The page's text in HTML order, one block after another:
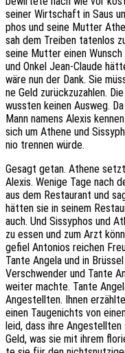
seiner Wirt­schaft in Saus
phos und seine Mutter
sah dem Trei­ben taten­los
seine Mutter einen
und Onkel Jean-Claude
wäre nun der Dank. Sie
ne Geld zurück­zu­zah­len.
wuss­ten keinen Ausweg.
Mann namens Alexis
sich um Athene und
nio tren­nen würde.
Gesagt getan. Athene
Alexis. Wenige Tage nach
aus dem Restau­rant und
hätten sie in seinem
auch. Und Sissy­phos und
zu essen und zum Arzt
gefiel Anto­ni­os reichen
Tante Angela und in
Verschwen­der und Tante
weiter machte. Tante
Ange­stell­ten. Ihnen
einen Tauge­nichts von
leid, dass ihre
Geld, was sie mit ihrem